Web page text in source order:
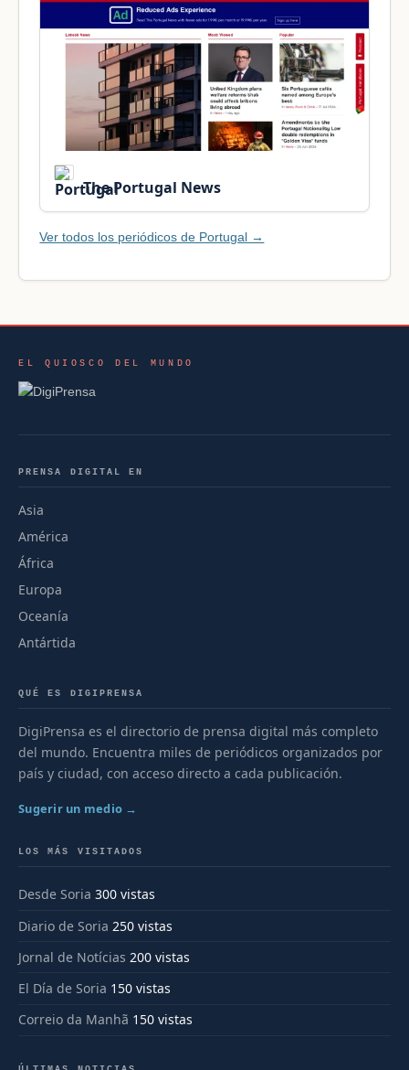
The Portugal News
Ver todos los periódicos de Portugal →
EL QUIOSCO DEL MUNDO
PRENSA DIGITAL EN
Asia
América
África
Europa
Oceanía
Antártida
QUÉ ES DIGIPRENSA
DigiPrensa es el directorio de prensa digital más completo
del mundo. Encuentra miles de periódicos organizados por
país y ciudad, con acceso directo a cada publicación.
Sugerir un medio →
LOS MÁS VISITADOS
Desde Soria 300 vistas
Diario de Soria 250 vistas
Jornal de Notícias 200 vistas
El Día de Soria 150 vistas
Correio da Manhã 150 vistas